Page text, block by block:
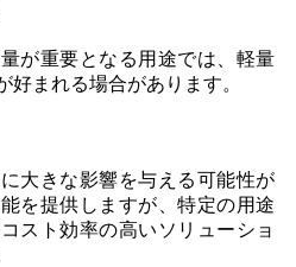
が重要となる用途では、軽量
好まれる場合があります。
大きな影響を与える可能性が
を提供しますが、特定の用途
スト効率の高いソリューショ